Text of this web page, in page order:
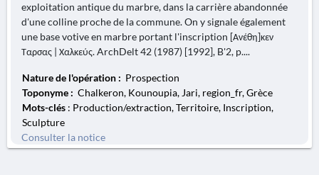
exploitation antique du marbre, dans la carrière abandonnée
d'une colline proche de la commune. On y signale également
une base votive en marbre portant l'inscription [Ανέθη]κεν
Ταρσας | Χαλκεύς. ArchDelt 42 (1987) [1992], B'2, p....
Nature de l'opération : Prospection
Toponyme : Chalkeron, Kounoupia, Jari, region_fr, Grèce
Mots-clés : Production/extraction, Territoire, Inscription,
Sculpture
Consulter la notice